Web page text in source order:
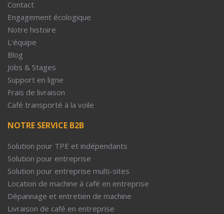
Contact
Engagement écologique
Notre histoire
L'équipe
Blog
Jobs & Stages
Support en ligne
Frais de livraison
Café transporté à la voile
NOTRE SERVICE B2B
Solution pour TPE et indépendants
Solution pour entreprise
Solution pour entreprise multi-sites
Location de machine à café en entreprise
Dépannage et entretien de machine
Livraison de café en entreprise